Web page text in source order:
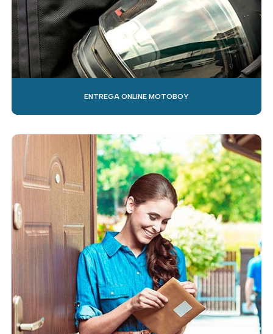
ENTREGA ONLINE MOTOBOY